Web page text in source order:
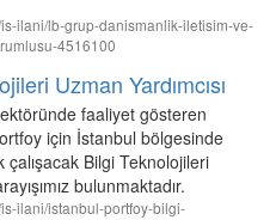
is-ilani/lb-grup-danismanlik-iletisim-ve-
4516100
Uzman Yardımcısı
faaliyet gösteren
için İstanbul bölgesinde
çalışacak Bilgi Teknolojileri
bulunmaktadır.
ilani/istanbul-portfoy-bilgi-